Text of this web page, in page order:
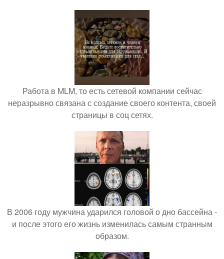
Работа в MLM, то есть сетевой компании сейчас
неразрывно связана с создание своего контента, своей
страницы в соц сетях.
В 2006 году мужчина ударился головой о дно бассейна -
и после этого его жизнь изменилась самым странным
образом.